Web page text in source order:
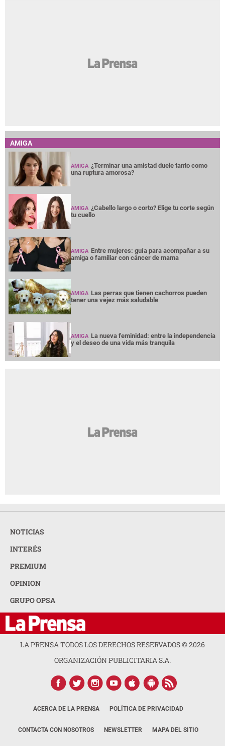
AMIGA
AMIGA ¿Terminar una amistad duele tanto como
una ruptura amorosa?
AMIGA ¿Cabello largo o corto? Elige tu corte según
tu cuello
AMIGA Entre mujeres: guía para acompañar a su
amiga o familiar con cáncer de mama
AMIGA Las perras que tienen cachorros pueden
tener una vejez más saludable
AMIGA La nueva feminidad: entre la independencia
y el deseo de una vida más tranquila
NOTICIAS
INTERÉS
PREMIUM
OPINION
GRUPO OPSA
LA PRENSA TODOS LOS DERECHOS RESERVADOS ©2026
ORGANIZACIÓN PUBLICITARIA S.A.
ACERCA DE LA PRENSA POLÍTICA DE PRIVACIDAD
CONTACTA CON NOSOTROS NEWSLETTER MAPA DEL SITIO